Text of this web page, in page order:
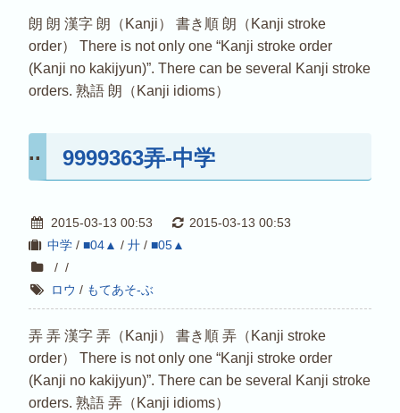
朗 朗 漢字 朗（Kanji） 書き順 朗（Kanji stroke
order） There is not only one “Kanji stroke order
(Kanji no kakijyun)”. There can be several Kanji stroke
orders. 熟語 朗（Kanji idioms）
9999363弄-中学
2015-03-13 00:53
2015-03-13 00:53
中学/ ■04▲ / 廾/ ■05▲
/ /
ロウ / もてあそ-ぶ
弄 弄 漢字 弄（Kanji） 書き順 弄（Kanji stroke
order） There is not only one “Kanji stroke order
(Kanji no kakijyun)”. There can be several Kanji stroke
orders. 熟語 弄（Kanji idioms）